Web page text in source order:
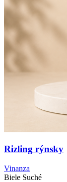
Rizling rýnsky
Vinanza
Biele Suché